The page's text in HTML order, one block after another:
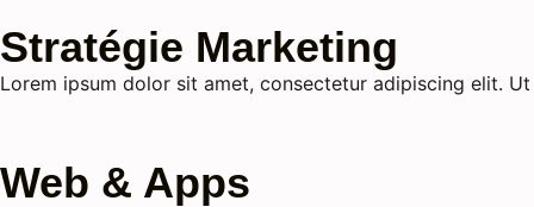
Stratégie Marketing
Lorem ipsum dolor sit amet, consectetur adipiscing elit.
Web & Apps